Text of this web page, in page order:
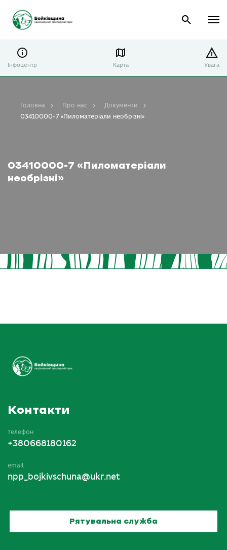
Інфоцентр Карта Увага
03410000-7 «Пиломатеріали
необрізні»
Головна Про нас
Документи
03410000-7 «Пиломатеріали необрізні»
Контакти
телефон
+380668180162
email
npp_bojkivschuna@ukr.net
Рятувальна служба